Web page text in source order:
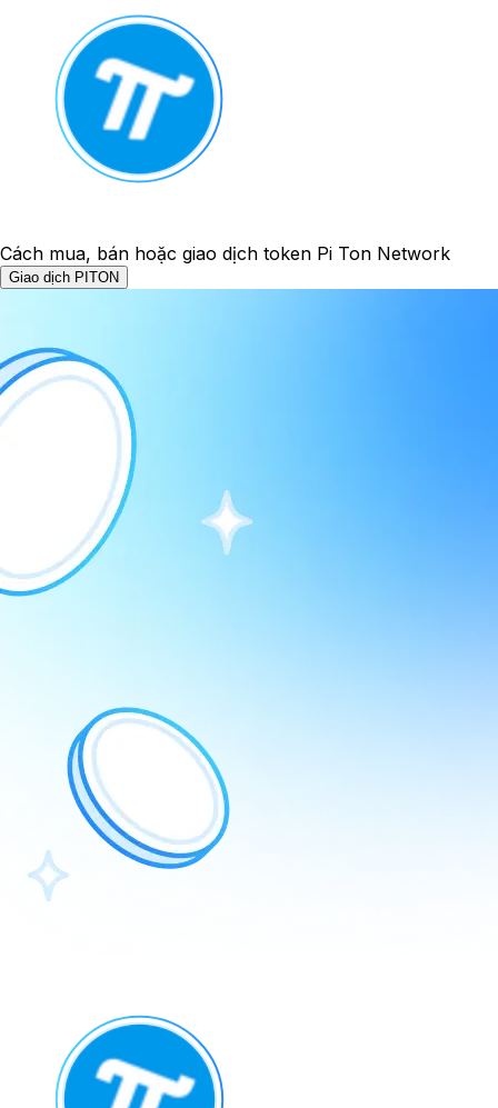
Cách mua, bán hoặc giao dịch token Pi Ton Network
Giao dịch PITON